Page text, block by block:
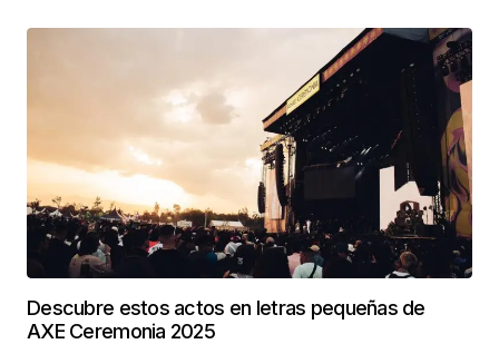
Descubre estos actos en letras pequeñas de
AXE Ceremonia 2025